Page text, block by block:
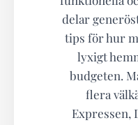
delar
tips för hur
lyxigt
budgeten.
flera
Expressen,